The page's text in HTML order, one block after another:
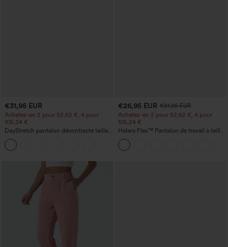
€31,95 EUR
Achetez-en 2 pour 52,62 €, 4 pour
105,24 €
DayStretch pantalon décontracté taille
haute avec poches et coupe droite
€26,95 EUR €31,95 EUR
Achetez-en 2 pour 52,62 €, 4 pour
105,24 €
Halara Flex™ Pantalon de travail à taille
haute, jambe large, avec poches, en
maille gaufrée